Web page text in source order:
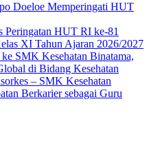
Doeloe Memperingati HUT
Peringatan HUT RI ke-81
XI Tahun Ajaran 2026/2027
SMK Kesehatan Binatama,
di Bidang Kesehatan
– SMK Kesehatan
Berkarier sebagai Guru